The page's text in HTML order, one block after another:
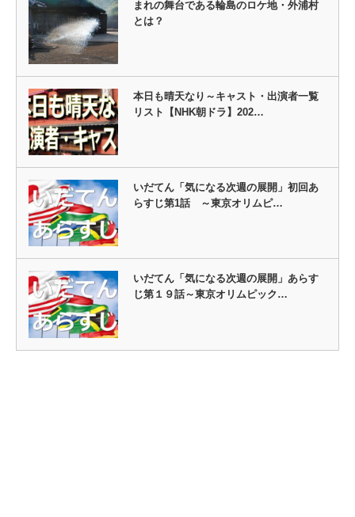
まれの舞台である輪島のロケ地・外浦村
とは？
本日も晴天なり～キャスト・出演者一覧
リスト【NHK朝ドラ】202…
いだてん「気になる次週の展開」初回あ
らすじ第1話 ～東京オリムピ…
いだてん「気になる次週の展開」あらす
じ第１９話～東京オリムピック…